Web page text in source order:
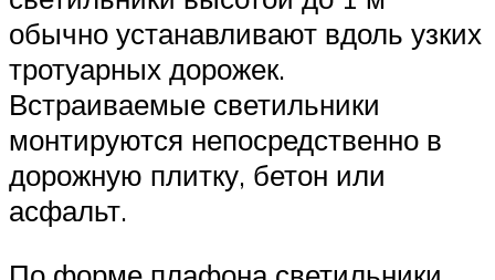
обычно устанавливают вдоль узких
тротуарных дорожек.
Встраиваемые светильники
монтируются непосредственно в
дорожную плитку, бетон или
асфальт.